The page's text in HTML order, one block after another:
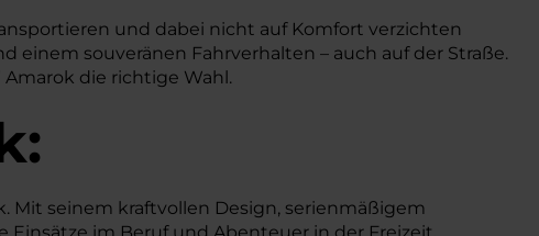
und dabei nicht auf Komfort verzichten
souveränen Fahrverhalten – auch auf der Straße.
die richtige Wahl.
seinem kraftvollen Design, serienmäßigem